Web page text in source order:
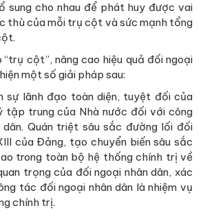
sung cho nhau để phát huy được vai
thù của mỗi trụ cột và sức mạnh tổng
cột”, nâng cao hiệu quả đối ngoại
một số giải pháp sau:
sự lãnh đạo toàn diện, tuyệt đối của
tập trung của Nhà nước đối với công
Quán triệt sâu sắc đường lối đối
của Đảng, tạo chuyển biến sâu sắc
trong toàn bộ hệ thống chính trị về
trọng của đối ngoại nhân dân, xác
tác đối ngoại nhân dân là nhiệm vụ
chính trị.